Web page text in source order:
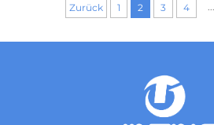
Zurück 1 2 3 4